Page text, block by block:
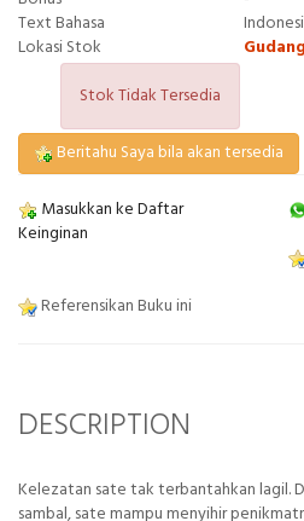
Text Bahasa
Lokasi Stok
Stok Tidak Tersedia
Beritahu Saya bila akan tersedia
Masukkan ke Daftar
Keinginan
Referensikan Buku ini
DESCRIPTION
Kelezatan sate tak terbantahkan lagil.
sambal, sate mampu menyihir